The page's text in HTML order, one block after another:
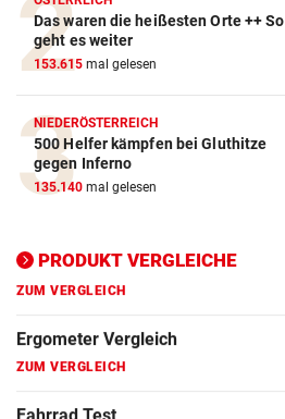
Das waren die heißesten Orte ++ So
geht es weiter
153.615 mal gelesen
NIEDERÖSTERREICH
500 Helfer kämpfen bei Gluthitze
gegen Inferno
135.140 mal gelesen
PRODUKT VERGLEICHE
ZUM VERGLEICH
E-Bike Vergleich
ZUM VERGLEICH
Elektro-Scooter Vergleich
ZUM VERGLEICH
ZUM VERGLEICH
Fahrrad Test
Fahrradanhänger Vergleich